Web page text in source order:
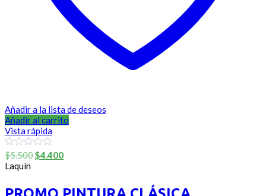
Añadir a la lista de deseos
Añadir al carrito
Vista rápida
0
out
of
$5.500El
era:
$4.400El
es:
Laquín